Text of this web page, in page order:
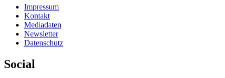
Impressum
Kontakt
Mediadaten
Newsletter
Datenschutz
Social